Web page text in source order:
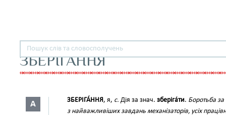
ЗБЕРІГАННЯ
А ЗБЕРІГА́ННЯ, я, с. Дія за знач. зберіга́ти. Боротьба за
з найважливіших завдань механізаторів, усіх